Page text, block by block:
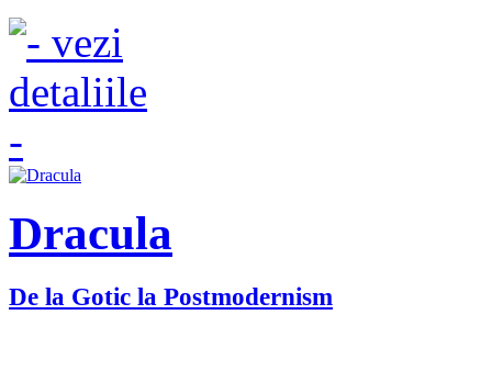
Dracula
De la Gotic la Postmodernism